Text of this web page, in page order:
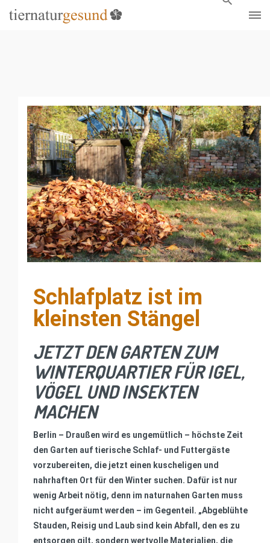
Schlafplatz ist im
kleinsten Stängel
JETZT DEN GARTEN ZUM
WINTERQUARTIER FÜR IGEL,
VÖGEL UND INSEKTEN
MACHEN
Berlin – Draußen wird es ungemütlich – höchste Zeit
den Garten auf tierische Schlaf- und Futtergäste
vorzubereiten, die jetzt einen kuscheligen und
nahrhaften Ort für den Winter suchen. Dafür ist nur
wenig Arbeit nötig, denn im naturnahen Garten muss
nicht aufgeräumt werden – im Gegenteil. „Abgeblühte
Stauden, Reisig und Laub sind kein Abfall, den es zu
entsorgen gilt, sondern wertvolle Materialien, die